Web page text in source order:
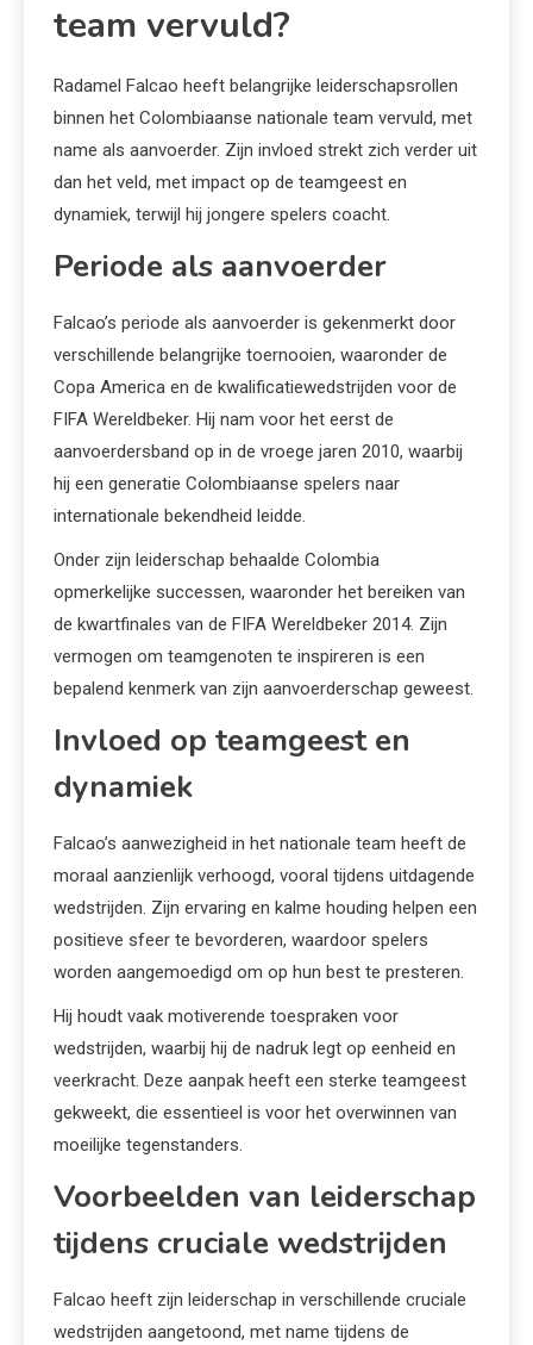
team vervuld?
Radamel Falcao heeft belangrijke leiderschapsrollen
binnen het Colombiaanse nationale team vervuld, met
name als aanvoerder. Zijn invloed strekt zich verder uit
dan het veld, met impact op de teamgeest en
dynamiek, terwijl hij jongere spelers coacht.
Periode als aanvoerder
Falcao’s periode als aanvoerder is gekenmerkt door
verschillende belangrijke toernooien, waaronder de
Copa America en de kwalificatiewedstrijden voor de
FIFA Wereldbeker. Hij nam voor het eerst de
aanvoerdersband op in de vroege jaren 2010, waarbij
hij een generatie Colombiaanse spelers naar
internationale bekendheid leidde.
Onder zijn leiderschap behaalde Colombia
opmerkelijke successen, waaronder het bereiken van
de kwartfinales van de FIFA Wereldbeker 2014. Zijn
vermogen om teamgenoten te inspireren is een
bepalend kenmerk van zijn aanvoerderschap geweest.
Invloed op teamgeest en
dynamiek
Falcao’s aanwezigheid in het nationale team heeft de
moraal aanzienlijk verhoogd, vooral tijdens uitdagende
wedstrijden. Zijn ervaring en kalme houding helpen een
positieve sfeer te bevorderen, waardoor spelers
worden aangemoedigd om op hun best te presteren.
Hij houdt vaak motiverende toespraken voor
wedstrijden, waarbij hij de nadruk legt op eenheid en
veerkracht. Deze aanpak heeft een sterke teamgeest
gekweekt, die essentieel is voor het overwinnen van
moeilijke tegenstanders.
Voorbeelden van leiderschap
tijdens cruciale wedstrijden
Falcao heeft zijn leiderschap in verschillende cruciale
wedstrijden aangetoond, met name tijdens de